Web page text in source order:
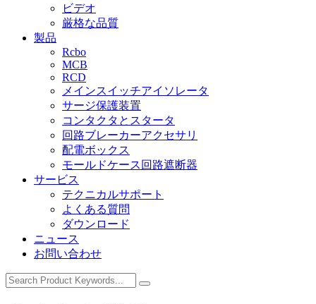
ビデオ
厳格な品質
製品
Rcbo
MCB
RCD
メインスイッチアイソレータ
サージ保護装置
コンタクタとスタータ
回路ブレーカーアクセサリ
配電ボックス
モールドケース回路遮断器
サービス
テクニカルサポート
よくある質問
ダウンロード
ニュース
お問い合わせ